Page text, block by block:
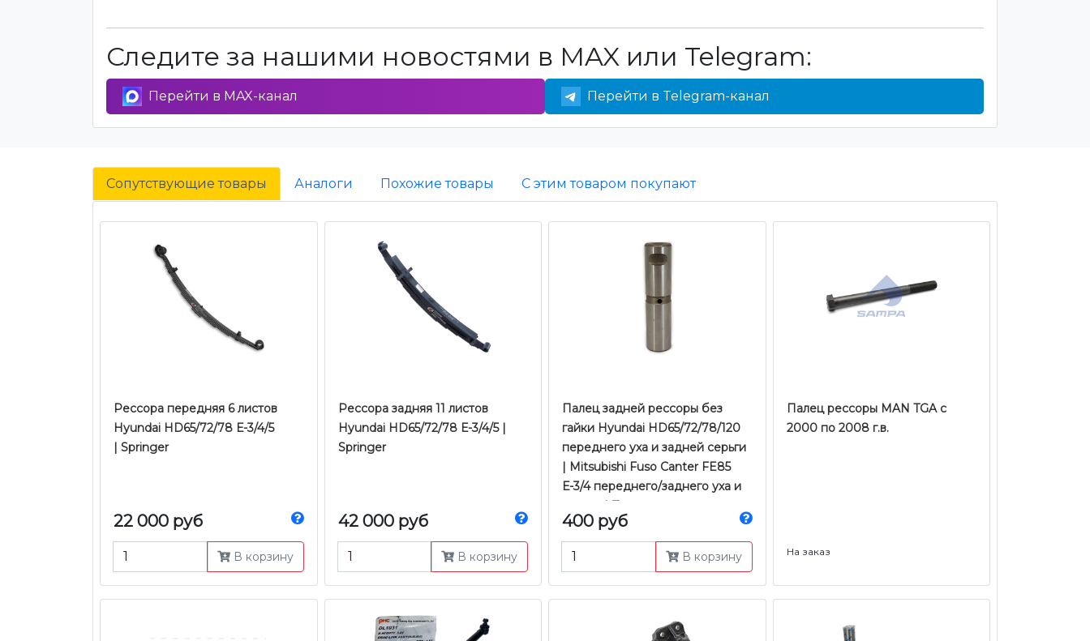
Следите за нашими новостями в MAX или Telegram:
Перейти в MAX-канал Перейти в Telegram-канал
Сопутствующие товары Аналоги Похожие товары С этим товаром покупают
Рессора передняя 6 листов
Hyundai HD65/72/78 Е-3/4/5
| Springer
22 000 руб
В корзину
Рессора задняя 11 листов
Hyundai HD65/72/78 Е-3/4/5 |
Springer
42 000 руб
В корзину
Палец задней рессоры без
гайки Hyundai HD65/72/78/120
переднего уха и задней серьги
| Mitsubishi Fuso Canter FE85
Е-3/4 переднего/заднего уха и
серьги | Zevs
400 руб
В корзину
Палец рессоры MAN TGA с
2000 по 2008 г.в.
На заказ